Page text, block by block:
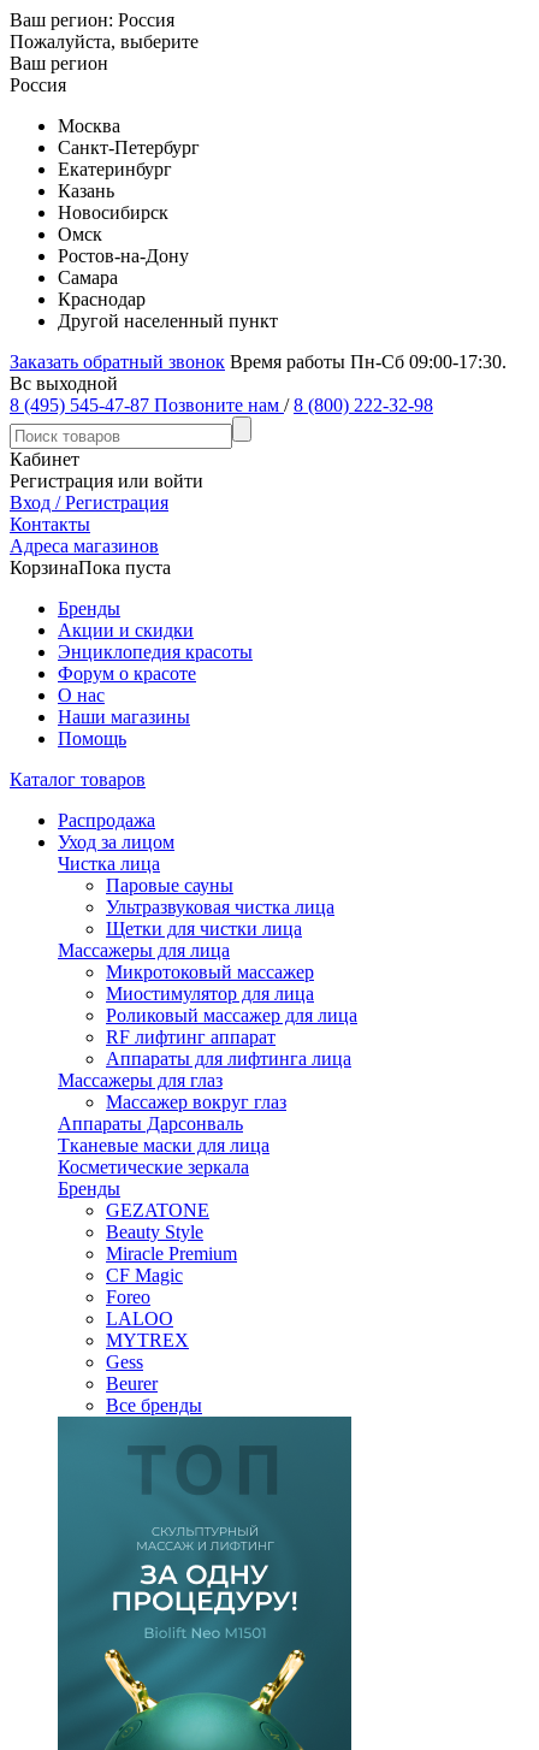
Ваш регион: Россия
Пожалуйста, выберите
Ваш регион
Россия
Москва
Санкт-Петербург
Екатеринбург
Казань
Новосибирск
Омск
Ростов-на-Дону
Самара
Краснодар
Другой населенный пункт
Заказать обратный звонок Время работы Пн-Сб 09:00-17:30.
Вс выходной
8 (495) 545-47-87 Позвоните нам / 8 (800) 222-32-98
Кабинет
Регистрация или войти
Вход / Регистрация
Контакты
Адреса магазинов
КорзинаПока пуста
Бренды
Акции и скидки
Энциклопедия красоты
Форум о красоте
О нас
Наши магазины
Помощь
Каталог товаров
Распродажа
Уход за лицом
Чистка лица
Паровые сауны
Ультразвуковая чистка лица
Щетки для чистки лица
Массажеры для лица
Микротоковый массажер
Миостимулятор для лица
Роликовый массажер для лица
RF лифтинг аппарат
Аппараты для лифтинга лица
Массажеры для глаз
Массажер вокруг глаз
Аппараты Дарсонваль
Тканевые маски для лица
Косметические зеркала
Бренды
GEZATONE
Beauty Style
Miracle Premium
CF Magic
Foreo
LALOO
MYTREX
Gess
Beurer
Все бренды